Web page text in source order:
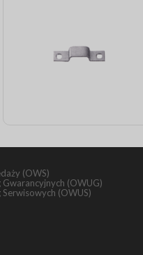
(OWS)
Gwarancyjnych (OWUG)
Serwisowych (OWUS)